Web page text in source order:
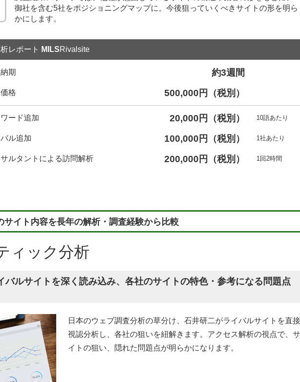
御社を含む5社をポジショニングマップに。今後狙っていくべきサイトの形を明ら
かにします。
レポート MILSRivalsite
期 約3週間
格 500,000円（税別）
ード追加 20,000円（税別） 10語あたり
ル追加 100,000円（税別） 1社あたり
ルタントによる訪問解析 200,000円（税別） 1回2時間
イト内容を長年の解析・調査経験から比較
ィック分析
バルサイトを深く読み込み、各社のサイトの特色・参考になる問題点
日本のウェブ調査分析の草分け、石井研二がライバルサイトを直
視認分析し、各社の狙いを紐解きます。アクセス解析の視点で、
イトの狙い、隠れた問題点が明らかになります。